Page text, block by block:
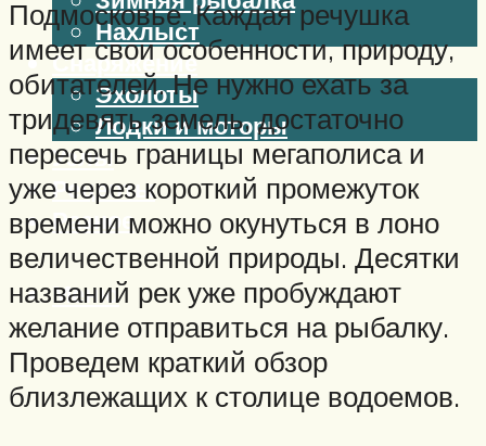
Нахлыст
Снаряжение
Эхолоты
Лодки и моторы
Узлы
Рецепты
Разное
Меню
Подмосковье. Каждая речушка
имеет свои особенности, природу,
обитателей. Не нужно ехать за
тридевять земель, достаточно
пересечь границы мегаполиса и
уже через короткий промежуток
времени можно окунуться в лоно
величественной природы. Десятки
названий рек уже пробуждают
желание отправиться на рыбалку.
Проведем краткий обзор
близлежащих к столице водоемов.